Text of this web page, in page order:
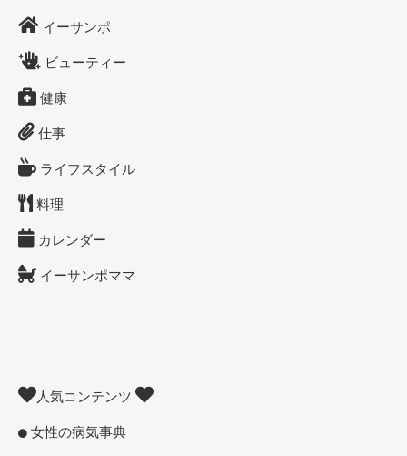
イーサンポ
ビューティー
健康
仕事
ライフスタイル
料理
カレンダー
イーサンポママ
人気コンテンツ
女性の病気事典